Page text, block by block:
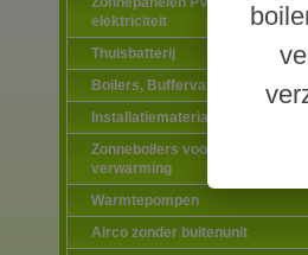
elektriciteit
Thuisbatterij
Boilers, Buffervaten en
Installatiematerialen
Zonneboilers voor warmtapwater
verwarming
Warmtepompen
Airco zonder buitenunit